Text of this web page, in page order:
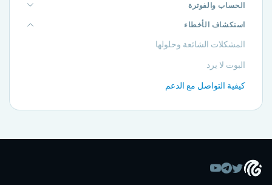
الحساب والفوترة
استكشاف الأخطاء
المشكلات الشائعة وحلولها
البوت لا يرد
كيفية التواصل مع الدعم